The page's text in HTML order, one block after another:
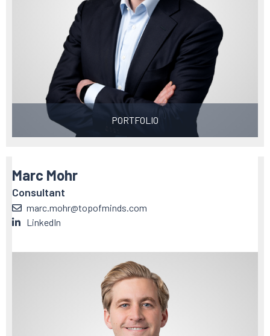
PORTFOLIO
Marc Mohr
Consultant
marc.mohr@topofminds.com
LinkedIn